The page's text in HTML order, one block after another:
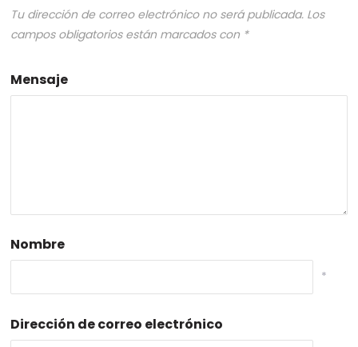
Tu dirección de correo electrónico no será publicada. Los
campos obligatorios están marcados con *
Mensaje
Nombre
*
Dirección de correo electrónico